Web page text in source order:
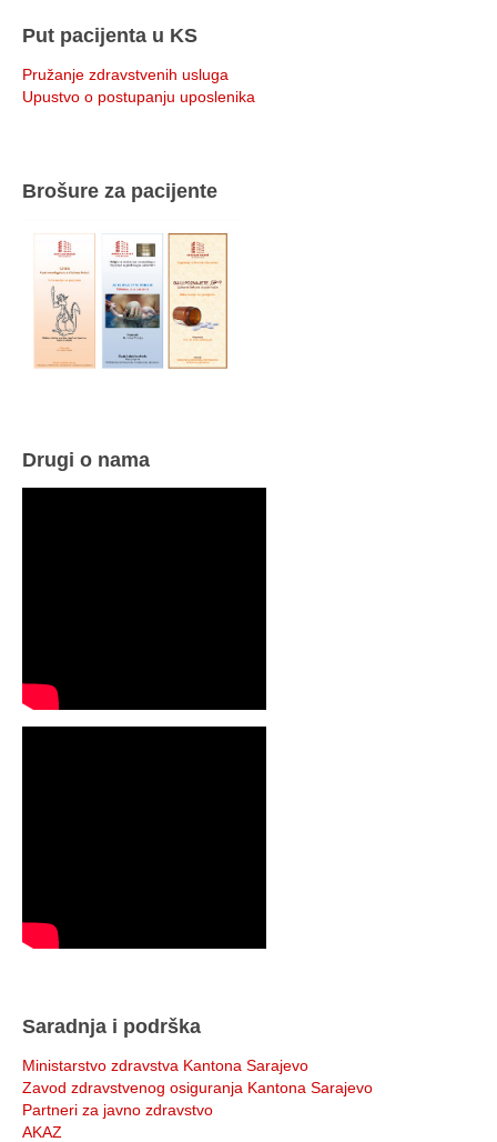
Put pacijenta u KS
Pružanje zdravstvenih usluga
Upustvo o postupanju uposlenika
Brošure za pacijente
Drugi o nama
Saradnja i podrška
Ministarstvo zdravstva Kantona Sarajevo
Zavod zdravstvenog osiguranja Kantona Sarajevo
Partneri za javno zdravstvo
AKAZ